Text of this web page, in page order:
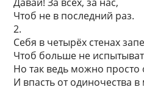
Чтоб не в последний раз.
2.
Себя в четырёх стенах
Чтоб больше не
Но так ведь можно просто
И впасть от одиночества